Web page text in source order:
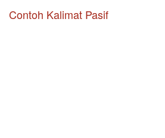
Contoh Kalimat Pasif